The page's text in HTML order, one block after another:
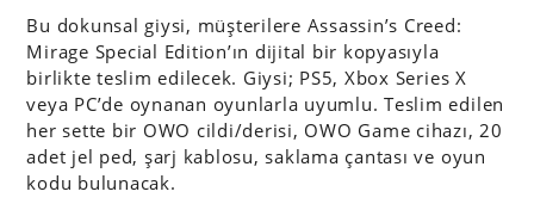
Bu dokunsal giysi, müşterilere Assassin’s Creed:
Mirage Special Edition’ın dijital bir kopyasıyla
birlikte teslim edilecek. Giysi; PS5, Xbox Series X
veya PC’de oynanan oyunlarla uyumlu. Teslim edilen
her sette bir OWO cildi/derisi, OWO Game cihazı, 20
adet jel ped, şarj kablosu, saklama çantası ve oyun
kodu bulunacak.